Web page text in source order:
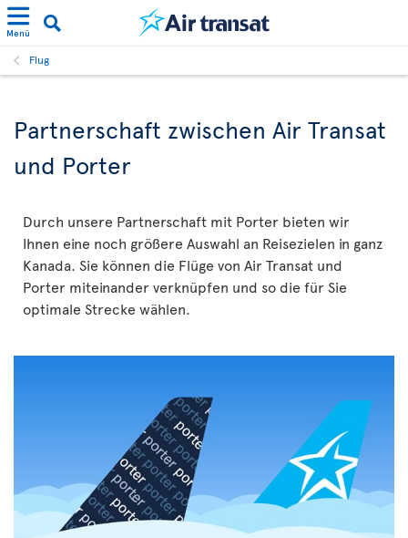
Menü
Flug
Partnerschaft zwischen Air Transat
und Porter
Durch unsere Partnerschaft mit Porter bieten wir
Ihnen eine noch größere Auswahl an Reisezielen in ganz
Kanada. Sie können die Flüge von Air Transat und
Porter miteinander verknüpfen und so die für Sie
optimale Strecke wählen.